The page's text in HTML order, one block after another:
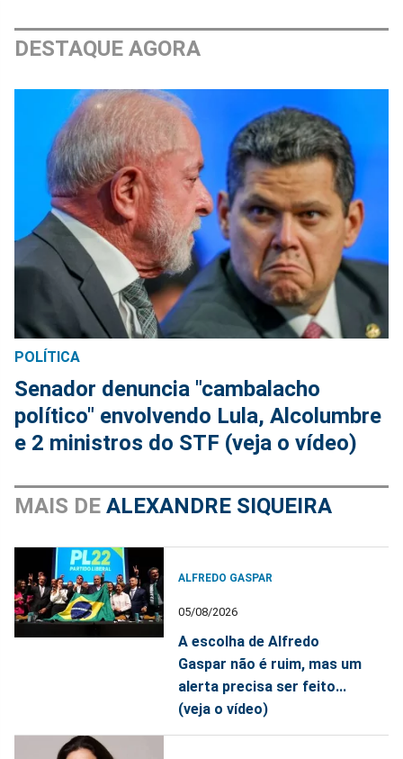
DESTAQUE AGORA
POLÍTICA
Senador denuncia "cambalacho
político" envolvendo Lula, Alcolumbre
e 2 ministros do STF (veja o vídeo)
MAIS DE ALEXANDRE SIQUEIRA
ALFREDO GASPAR
05/08/2026
A escolha de Alfredo
Gaspar não é ruim, mas um
alerta precisa ser feito...
(veja o vídeo)